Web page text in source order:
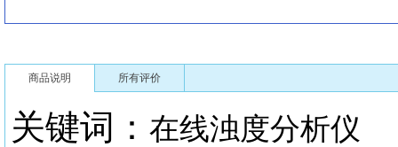
商品说明 所有评价
关键词： 在线浊度分析仪